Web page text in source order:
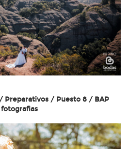
Preparativos / Puesto 8 / BAP
fotografias